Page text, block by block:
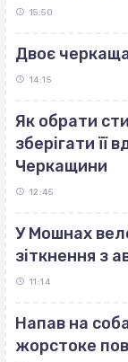
15:50
Двоє
14:15
Як обрати
зберігати її
Черкащини
12:45
У Мошнах
зіткнення з
11:14
Напав на
жорстоке